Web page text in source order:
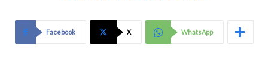
Facebook X WhatsApp